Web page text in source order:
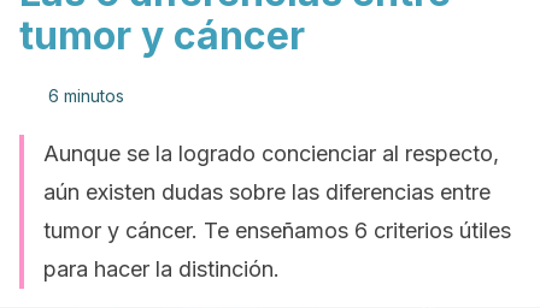
tumor y cáncer
6 minutos
Aunque se la logrado concienciar al respecto,
aún existen dudas sobre las diferencias entre
tumor y cáncer. Te enseñamos 6 criterios útiles
para hacer la distinción.